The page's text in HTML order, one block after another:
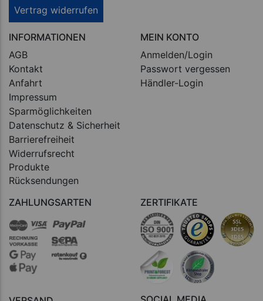
Vertrag widerrufen
INFORMATIONEN
AGB
Kontakt
Anfahrt
Impressum
Sparmöglichkeiten
Datenschutz & Sicherheit
Barrierefreiheit
Widerrufsrecht
Produkte
Rücksendungen
MEIN KONTO
Anmelden/Login
Passwort vergessen
Händler-Login
ZAHLUNGSARTEN ZERTIFIKATE